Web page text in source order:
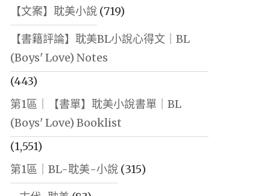
【文案】耽美小說(719)
【書籍評論】耽美BL小說心得文｜BL
(Boys' Love) Notes
(443)
第1區｜【書單】耽美小說書單｜BL
(Boys' Love) Booklist
(1,551)
第1區｜BL-耽美-小說(315)